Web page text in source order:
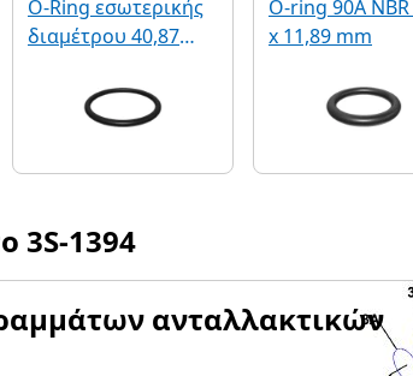
O-Ring εσωτερικής
διαμέτρου 40,87
O-ring 90A
x 11,89 mm
3S-1394
ανταλλακτικών